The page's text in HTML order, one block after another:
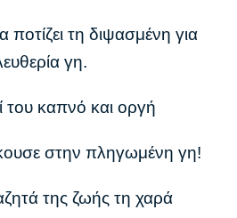
ποτίζει τη διψασμένη για
γη.
του καπνό και οργή
στην πληγωμένη γη!
της ζωής τη χαρά